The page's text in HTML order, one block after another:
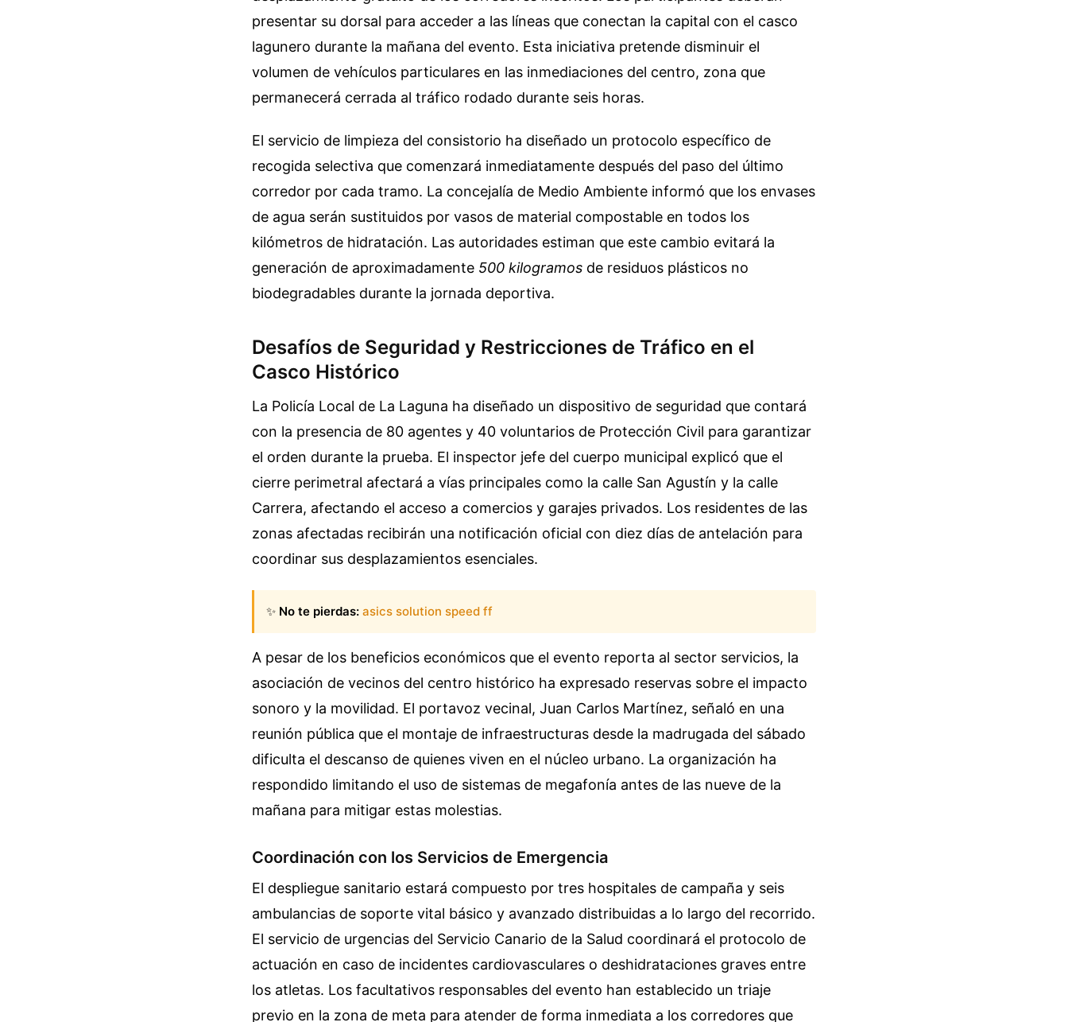
presentar su dorsal para acceder a las líneas que conectan la capital con el casco
lagunero durante la mañana del evento. Esta iniciativa pretende disminuir el
volumen de vehículos particulares en las inmediaciones del centro, zona que
permanecerá cerrada al tráfico rodado durante seis horas.
El servicio de limpieza del consistorio ha diseñado un protocolo específico de
recogida selectiva que comenzará inmediatamente después del paso del último
corredor por cada tramo. La concejalía de Medio Ambiente informó que los envases
de agua serán sustituidos por vasos de material compostable en todos los
kilómetros de hidratación. Las autoridades estiman que este cambio evitará la
generación de aproximadamente 500 kilogramos de residuos plásticos no
biodegradables durante la jornada deportiva.
Desafíos de Seguridad y Restricciones de Tráfico en el
Casco Histórico
La Policía Local de La Laguna ha diseñado un dispositivo de seguridad que contará
con la presencia de 80 agentes y 40 voluntarios de Protección Civil para garantizar
el orden durante la prueba. El inspector jefe del cuerpo municipal explicó que el
cierre perimetral afectará a vías principales como la calle San Agustín y la calle
Carrera, afectando el acceso a comercios y garajes privados. Los residentes de las
zonas afectadas recibirán una notificación oficial con diez días de antelación para
coordinar sus desplazamientos esenciales.
✨ No te pierdas: asics solution speed ff
A pesar de los beneficios económicos que el evento reporta al sector servicios, la
asociación de vecinos del centro histórico ha expresado reservas sobre el impacto
sonoro y la movilidad. El portavoz vecinal, Juan Carlos Martínez, señaló en una
reunión pública que el montaje de infraestructuras desde la madrugada del sábado
dificulta el descanso de quienes viven en el núcleo urbano. La organización ha
respondido limitando el uso de sistemas de megafonía antes de las nueve de la
mañana para mitigar estas molestias.
Coordinación con los Servicios de Emergencia
El despliegue sanitario estará compuesto por tres hospitales de campaña y seis
ambulancias de soporte vital básico y avanzado distribuidas a lo largo del recorrido.
El servicio de urgencias del Servicio Canario de la Salud coordinará el protocolo de
actuación en caso de incidentes cardiovasculares o deshidrataciones graves entre
los atletas. Los facultativos responsables del evento han establecido un triaje
previo en la zona de meta para atender de forma inmediata a los corredores que